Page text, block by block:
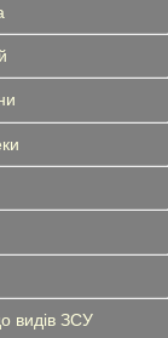
видів ЗСУ